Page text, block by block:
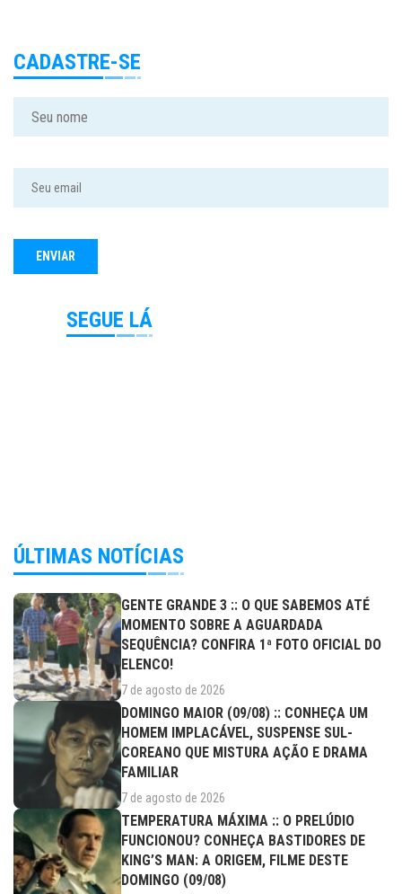
CADASTRE-SE
SEGUE LÁ
ÚLTIMAS NOTÍCIAS
GENTE GRANDE 3 :: O QUE SABEMOS ATÉ
MOMENTO SOBRE A AGUARDADA
SEQUÊNCIA? CONFIRA 1ª FOTO OFICIAL DO
ELENCO!
7 de agosto de 2026
DOMINGO MAIOR (09/08) :: CONHEÇA UM
HOMEM IMPLACÁVEL, SUSPENSE SUL-
COREANO QUE MISTURA AÇÃO E DRAMA
FAMILIAR
7 de agosto de 2026
TEMPERATURA MÁXIMA :: O PRELÚDIO
FUNCIONOU? CONHEÇA BASTIDORES DE
KING’S MAN: A ORIGEM, FILME DESTE
DOMINGO (09/08)